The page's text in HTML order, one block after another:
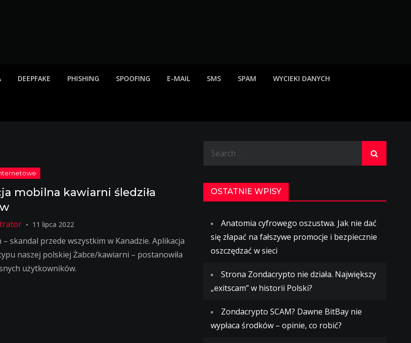
DEEPFAKE PHISHING SPOOFING E-MAIL SMS SPAM WYCIEKI DANYCH
mobilna kawiarni śledziła
11 lipca 2022
– skandal przede wszystkim w Kanadzie. Aplikacja
naszej polskiej Żabce/kawiarni – postanowiła
użytkowników.
OSTATNIE WPISY
Anatomia cyfrowego oszustwa. Jak nie dać
się złapać na fałszywe promocje i bezpiecznie
oszczędzać w sieci
Strona Zondacrypto nie działa. Największy
„exitscam” w historii Polski?
Zondacrypto SCAM? Dawne BitBay nie
wypłaca środków – opinie, co robić?